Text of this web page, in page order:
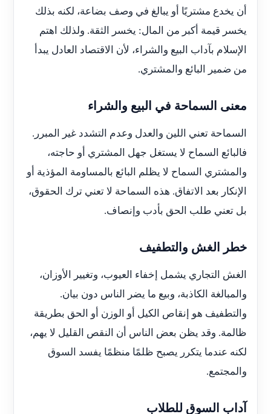
أن يخدع مشتريًا أو يبالغ في وصف بضاعة، لكنه بذلك
يخسر قيمة أكبر من المال: يخسر الثقة. ولذلك اهتم
الإسلام بآداب البيع والشراء، لأن الاقتصاد العادل يبدأ
من ضمير البائع والمشتري.
معنى السماحة في البيع والشراء
السماحة تعني اللين والعدل وعدم التشدد غير المبرر.
فالبائع السماح لا يستغل جهل المشتري أو حاجته،
والمشتري السماح لا يظلم البائع بالمساومة المؤذية أو
الإنكار بعد الاتفاق. هذه السماحة لا تعني ترك الحقوق،
بل تعني طلب الحق بأدب وإنصاف.
خطر الغش والتطفيف
الغش التجاري يشمل إخفاء العيوب، وتغيير الأوزان،
والمبالغة الكاذبة، وبيع ما يضر الناس دون بيان.
والتطفيف هو إنقاص الكيل أو الوزن أو الحق بطريقة
ظالمة. وقد يظن بعض الناس أن النقص القليل لا يهم،
لكنه عندما يتكرر يصبح ظلمًا منظمًا يفسد السوق
والمجتمع.
آداب السوق للطلاب